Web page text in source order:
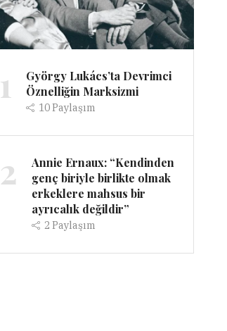
1
György Lukács’ta Devrimci
Öznelliğin Marksizmi
10Paylaşım
2
Annie Ernaux: “Kendinden
genç biriyle birlikte olmak
erkeklere mahsus bir
ayrıcalık değildir”
2Paylaşım